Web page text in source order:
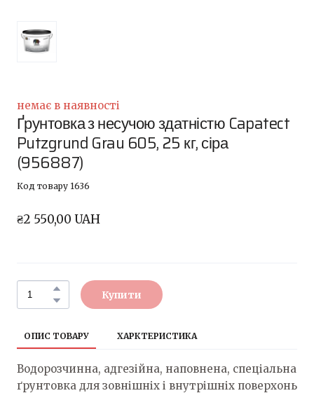
немає в наявності
Ґрунтовка з несучою здатністю Capatect
Putzgrund Grau 605, 25 кг, сіра
(956887)
Код товару 1636
₴2 550,00 UAH
Купити
ОПИС ТОВАРУ ХАРКТЕРИСТИКА
Водорозчинна, адгезійна, наповнена, спеціальна
ґрунтовка для зовнішніх і внутрішніх поверхонь